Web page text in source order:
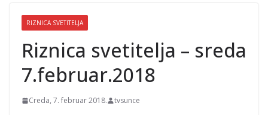
RIZNICA SVETITELJA
Riznica svetitelja – sreda
7.februar.2018
Creda, 7. februar 2018. tvsunce